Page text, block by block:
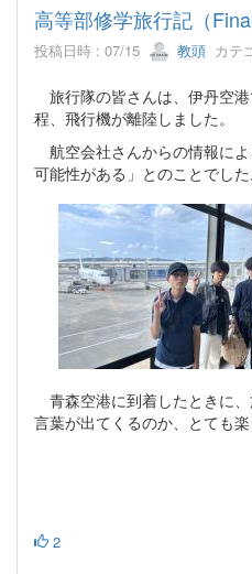
高等部修学旅行記（Final
投稿日時 : 07/15 教頭 カテ
旅行隊の皆さんは、伊丹空
程、飛行機が離陸しました。
航空会社さんからの情報に
可能性がある」とのことでした
青森空港に到着したときに
言葉が出てくるのか、とても楽
2